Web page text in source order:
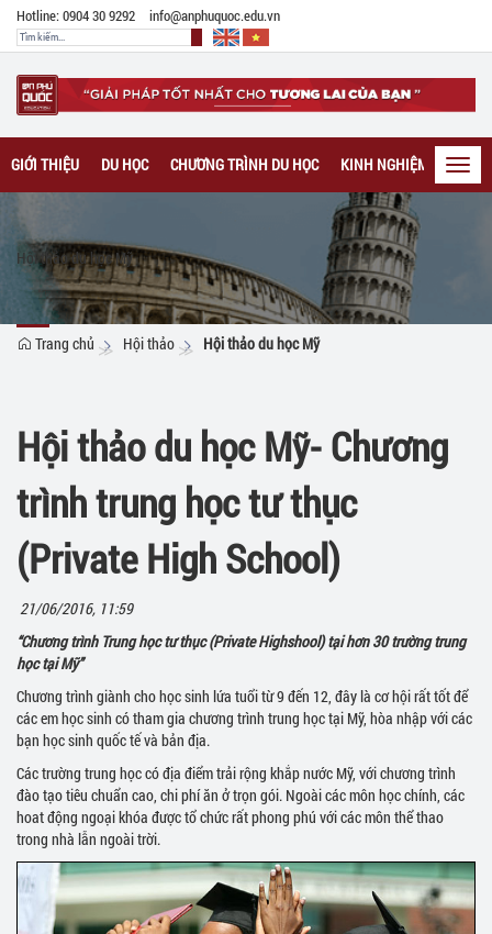
Hotline: 0904 30 9292 info@anphuquoc.edu.vn
GIỚI THIỆU DU HỌC CHƯƠNG TRÌNH DU HỌC KINH NGHIỆM DU HỌC
Hội thảo du học Mỹ
Trang chủ Hội thảo Hội thảo du học Mỹ
Hội thảo du học Mỹ- Chương
trình trung học tư thục
(Private High School)
21/06/2016, 11:59
“Chương trình Trung học tư thục (Private Highshool) tại hơn 30 trường trung
học tại Mỹ”
Chương trình giành cho học sinh lứa tuổi từ 9 đến 12, đây là cơ hội rất tốt để
các em học sinh có tham gia chương trình trung học tại Mỹ, hòa nhập với các
bạn học sinh quốc tế và bản địa.
Các trường trung học có địa điểm trải rộng khắp nước Mỹ, với chương trình
đào tạo tiêu chuẩn cao, chi phí ăn ở trọn gói. Ngoài các môn học chính, các
hoat động ngoại khóa được tổ chức rất phong phú với các môn thể thao
trong nhà lẫn ngoài trời.